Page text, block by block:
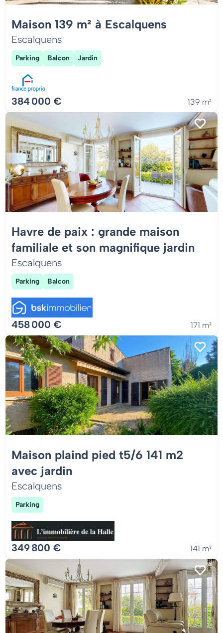
Maison 139 m² à Escalquens
Escalquens
Parking Balcon Jardin
384 000 € 139 m²
Havre de paix : grande maison
familiale et son magnifique jardin
Escalquens
Parking Balcon
458 000 € 171 m²
Maison plaind pied t5/6 141 m2
avec jardin
Escalquens
Parking
349 800 € 141 m²